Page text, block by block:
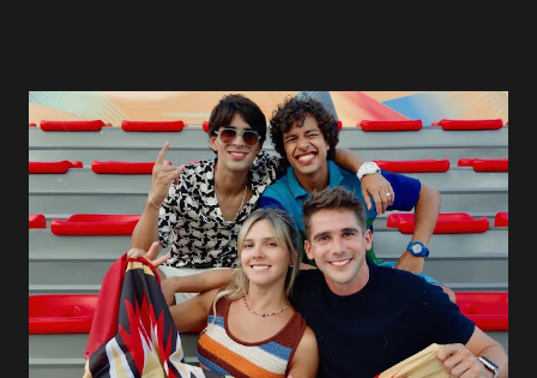
confessa a Gabriel que ele demonstrou ser o tipo de
pessoa que ela tanto desejou durante toda a vida. Camila
entra no quarto de Gabriel e imagina como seria o
encontro deles, quando conseguir seduzi-lo. Manuel avisa a
Paula sobre a suposta infidelidade de Gabriel com Joana.
Rogerio consegue se livrar de todas as suspeitas pelo
desaparecimento de Francisco, apontando que ele poderia
ter sido vítima da fúria de Gabriel. Artur informa a Gabriel